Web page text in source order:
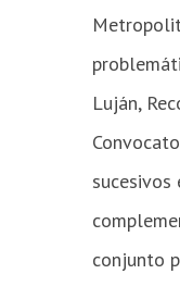
Luján,
conjunto